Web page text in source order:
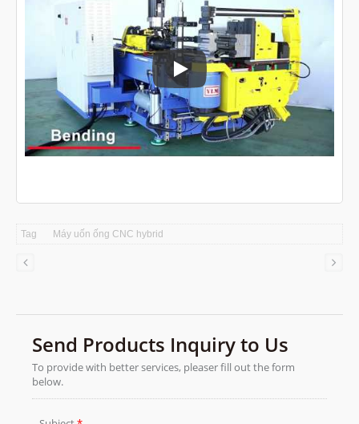
Máy uốn ống CNC
Tag Máy uốn ống CNC hybrid